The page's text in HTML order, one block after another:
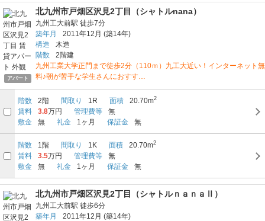
アパート
北九州市戸畑区沢見2丁目（シャトルnana）
九州工大前駅 徒歩7分
築年月
2011年12月 (築14年)
構造
木造
階数
2階建
九州工業大学正門まで徒歩2分（110ｍ）九工大近い！インターネット無
料♪朝が苦手な学生さんにおすす…
階数 2階 間取り 1R 面積 20.70m2
賃料 3.8万円 管理費等
無
敷金
無 礼金 1ヶ月 保証金 無
階数 1階 間取り 1K 面積 20.70m2
賃料 3.5万円 管理費等
無
敷金
無 礼金 1ヶ月 保証金 無
北九州市戸畑区沢見2丁目（シャトルｎａｎａⅡ）
九州工大前駅 徒歩6分
築年月
2011年12月 (築14年)